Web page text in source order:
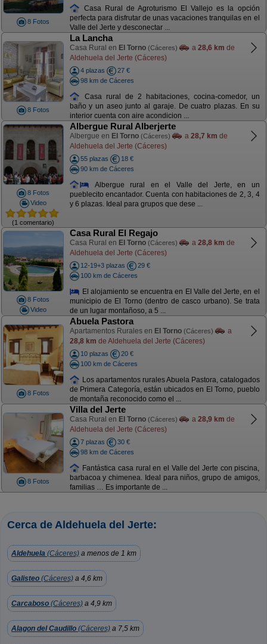
8 Fotos
Casa Rural de Agroturismo El Vallejo es la opción
perfecta para disfrutar de unas vacaciones tranquilas en el
Valle del Jerte y desconectar ...
8 Fotos
La Lancha
Casa Rural en El Torno (Cáceres) a 28,6 km de
Aldehuela del Jerte (Cáceres)
4 plazas
27 €
98 km de Cáceres
Casa rural de 2 habitaciones, cocina-comedor, un
baño y un aseo junto al garaje. De cuatro plazas. En su
interior cuenta con aire acondicion ...
8 Fotos
Video
(1 comentario)
Albergue Rural Alberjerte
Albergue en El Torno (Cáceres) a 28,7 km de
Aldehuela del Jerte (Cáceres)
55 plazas
18 €
90 km de Cáceres
Albergue rural en el Valle del Jerte, en un
pueblecito encantador. Cuenta con habitaciones de 2, 3, 4
y 6 plazas. Ideal para grupos que dese ...
8 Fotos
Video
Casa Rural El Regajo
Casa Rural en El Torno (Cáceres) a 28,8 km de
Aldehuela del Jerte (Cáceres)
12-19+3 plazas
29 €
100 km de Cáceres
El alojamiento se encuentra en El Valle del Jerte, en el
municipio de El Torno (dentro de casco urbano). Se trata
de un lugar montañoso, a 5 ...
8 Fotos
Abuela Pastora
Apartamentos Rurales en El Torno (Cáceres)
a
28,8 km de Aldehuela del Jerte (Cáceres)
10 plazas
20 €
100 km de Cáceres
Los apartamentos rurales Abuela Pastora, catalogados
de Primera Categoría, están ubicados en El Torno, pueblo
de montaña reconocido como el ...
8 Fotos
Villa del Jerte
Casa Rural en El Torno (Cáceres) a 28,9 km de
Aldehuela del Jerte (Cáceres)
7 plazas
30 €
98 km de Cáceres
Fantástica casa rural en el Valle del Jerte con piscina,
barbacoa y chimenea. Ideal para niños, grupo de amigos,
familias … Es importante de ...
Cerca de Aldehuela del Jerte:
Aldehuela (Cáceres) a menos de 1 km
Galisteo (Cáceres) a 4,6 km
Carcaboso (Cáceres) a 4,9 km
Alagon del Caudillo (Cáceres) a 7,5 km